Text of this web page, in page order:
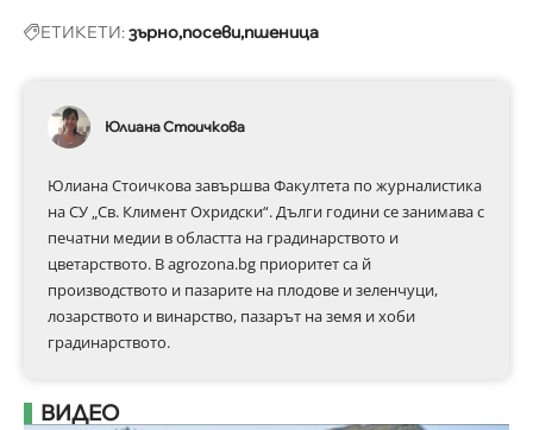
ЕТИКЕТИ:зърно посеви пшеница
Юлиана Стоичкова
Юлиана Стоичкова завършва Факултета по журналистика
на СУ „Св. Климент Охридски“. Дълги години се занимава с
печатни медии в областта на градинарството и
цветарството. В agrozona.bg приоритет са й
производството и пазарите на плодове и зеленчуци,
лозарството и винарство, пазарът на земя и хоби
градинарството.
ВИДЕО